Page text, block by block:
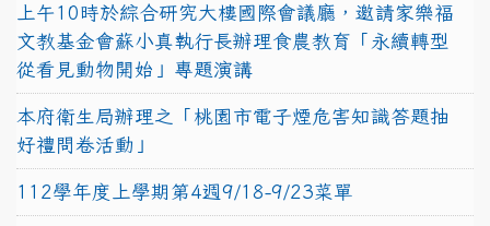
上午10時於綜合研究大樓國際會議廳，邀請家樂福
文教基金會蘇小真執行長辦理食農教育「永續轉型
從看見動物開始」專題演講
本府衛生局辦理之「桃園市電子煙危害知識答題抽
好禮問卷活動」
112學年度上學期第4週9/18-9/23菜單